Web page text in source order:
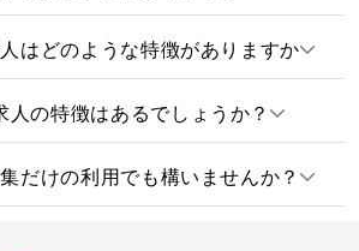
はどのような特徴がありますか
人の特徴はあるでしょうか？
だけの利用でも構いませんか？